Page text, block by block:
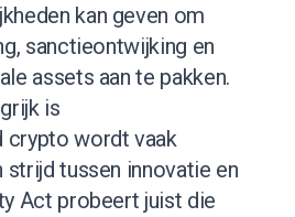
kan geven om
sanctieontwijking en
assets aan te pakken.
is
crypto wordt vaak
strijd tussen innovatie en
Act probeert juist die